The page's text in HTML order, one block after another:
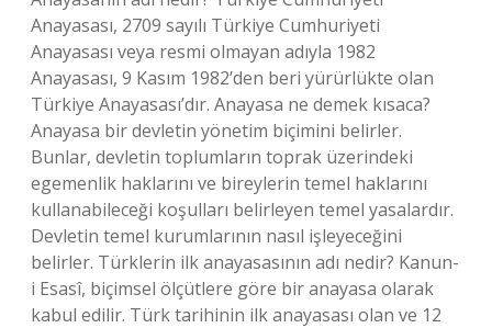
Anayasası, 2709 sayılı Türkiye Cumhuriyeti
Anayasası veya resmi olmayan adıyla 1982
Anayasası, 9 Kasım 1982’den beri yürürlükte olan
Türkiye Anayasası’dır. Anayasa ne demek kısaca?
Anayasa bir devletin yönetim biçimini belirler.
Bunlar, devletin toplumların toprak üzerindeki
egemenlik haklarını ve bireylerin temel haklarını
kullanabileceği koşulları belirleyen temel yasalardır.
Devletin temel kurumlarının nasıl işleyeceğini
belirler. Türklerin ilk anayasasının adı nedir? Kanun-
i Esasî, biçimsel ölçütlere göre bir anayasa olarak
kabul edilir. Türk tarihinin ilk anayasası olan ve 12